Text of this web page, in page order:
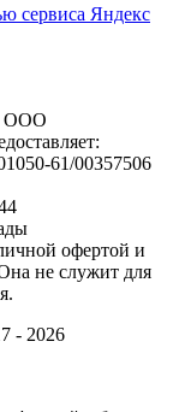
сервиса Яндекс
ООО
61/00357506
офертой и
не служит для
- 2026